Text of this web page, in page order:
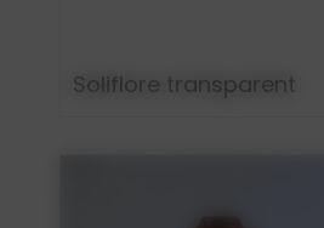
Soliflore transparent